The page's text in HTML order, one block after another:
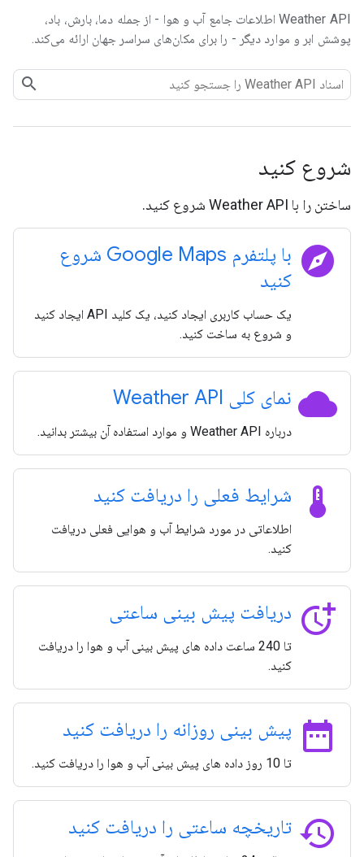
Weather API اطلاعات جامع آب و هوا - از جمله دما، بارش، باد،
پوشش ابر و موارد دیگر - را برای مکان‌های سراسر جهان ارائه می‌کند.
شروع کنید
ساختن را با Weather API شروع کنید.
explore
با پلتفرم Google Maps شروع
کنید
یک حساب کاربری ایجاد کنید، یک کلید API ایجاد کنید
و شروع به ساخت کنید.
cloud نمای کلی Weather API
درباره Weather API و موارد استفاده آن بیشتر بدانید.
thermostat شرایط فعلی را دریافت کنید
اطلاعاتی در مورد شرایط آب و هوایی فعلی دریافت
کنید.
more_time دریافت پیش بینی ساعتی
تا 240 ساعت داده های پیش بینی آب و هوا را دریافت
کنید.
date_range پیش بینی روزانه را دریافت کنید
تا 10 روز داده های پیش بینی آب و هوا را دریافت کنید.
history تاریخچه ساعتی را دریافت کنید